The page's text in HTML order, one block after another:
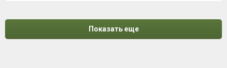
Показать еще